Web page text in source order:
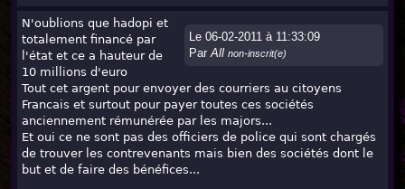
Le 06-02-2011 à 11:33:09
Par All non-inscrit(e)
N'oublions que hadopi et
totalement financé par
l'état et ce a hauteur de
10 millions d'euro
Tout cet argent pour envoyer des courriers au citoyens
Francais et surtout pour payer toutes ces sociétés
anciennement rémunérée par les majors...
Et oui ce ne sont pas des officiers de police qui sont chargés
de trouver les contrevenants mais bien des sociétés dont le
but et de faire des bénéfices...